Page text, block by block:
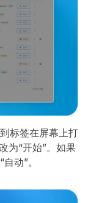
标签在屏幕上打
为“开始”。如果
动”。